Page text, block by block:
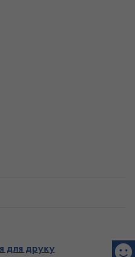
для друку